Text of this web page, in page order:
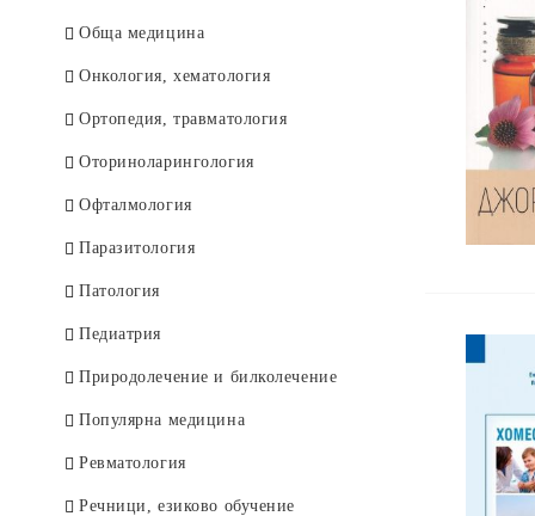
Обща медицина
Онкология, хематология
Ортопедия, травматология
Оториноларингология
Офталмология
Паразитология
Патология
Педиатрия
Природолечение и билколечение
Популярна медицина
Ревматология
Речници, езиково обучение